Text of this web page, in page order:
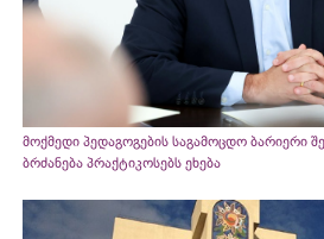
მოქმედი პედაგოგების საგამოცდო ბარიერი
ბრძანება პრაქტიკოსებს ეხება